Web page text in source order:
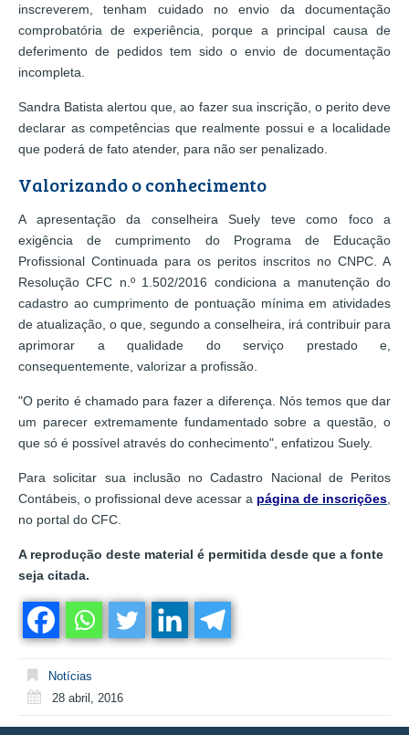
inscreverem, tenham cuidado no envio da documentação
comprobatória de experiência, porque a principal causa de
deferimento de pedidos tem sido o envio de documentação
incompleta.
Sandra Batista alertou que, ao fazer sua inscrição, o perito deve
declarar as competências que realmente possui e a localidade
que poderá de fato atender, para não ser penalizado.
Valorizando o conhecimento
A apresentação da conselheira Suely teve como foco a
exigência de cumprimento do Programa de Educação
Profissional Continuada para os peritos inscritos no CNPC. A
Resolução CFC n.º 1.502/2016 condiciona a manutenção do
cadastro ao cumprimento de pontuação mínima em atividades
de atualização, o que, segundo a conselheira, irá contribuir para
aprimorar a qualidade do serviço prestado e,
consequentemente, valorizar a profissão.
"O perito é chamado para fazer a diferença. Nós temos que dar
um parecer extremamente fundamentado sobre a questão, o
que só é possível através do conhecimento", enfatizou Suely.
Para solicitar sua inclusão no Cadastro Nacional de Peritos
Contábeis, o profissional deve acessar a página de inscrições
no portal do CFC.
A reprodução deste material é permitida desde que a fonte
seja citada.
Notícias
28 abril, 2016